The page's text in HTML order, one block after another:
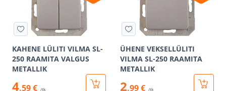
KAHENE LÜLITI VILMA SL-
250 RAAMITA VALGUS
METALLIK
4.59 € /tk
ÜHENE VEKSELLÜLITI
VILMA SL-250 RAAMITA
METALLIK
2.99 € /tk